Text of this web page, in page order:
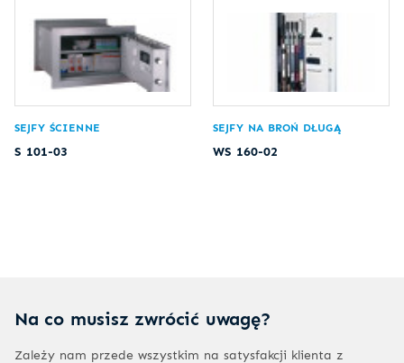
SEJFY ŚCIENNE
S 101-03
SEJFY NA BROŃ DŁUGĄ
WS 160-02
Na co musisz zwrócić uwagę?
Zależy nam przede wszystkim na satysfakcji klienta z